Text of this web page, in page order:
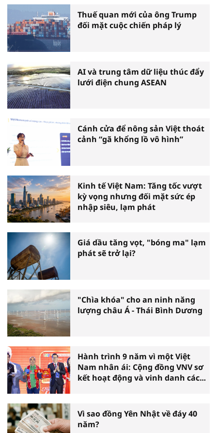
Thuế quan mới của ông Trump
đối mặt cuộc chiến pháp lý
AI và trung tâm dữ liệu thúc đẩy
lưới điện chung ASEAN
Cánh cửa để nông sản Việt thoát
cảnh “gã khổng lồ vô hình”
Kinh tế Việt Nam: Tăng tốc vượt
kỳ vọng nhưng đối mặt sức ép
nhập siêu, lạm phát
Giá dầu tăng vọt, "bóng ma" lạm
phát sẽ trở lại?
"Chìa khóa" cho an ninh năng
lượng châu Á - Thái Bình Dương
Hành trình 9 năm vì một Việt
Nam nhân ái: Cộng đồng VNV sơ
kết hoạt động và vinh danh các
Vì sao đồng Yên Nhật về đáy 40
năm?